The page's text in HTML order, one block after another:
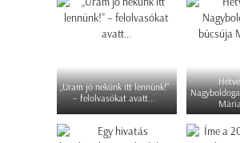
„Uram jó nekünk itt lennünk!”
– felolvasókat avatt...